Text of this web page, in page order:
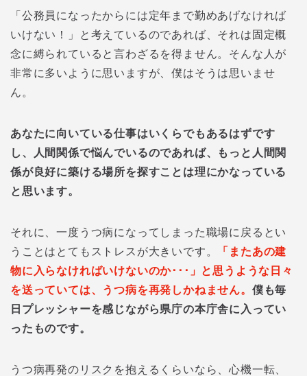
「公務員になったからには定年まで勤めあげなければ
いけない！」と考えているのであれば、それは固定概
念に縛られていると言わざるを得ません。そんな人が
非常に多いように思いますが、僕はそうは思いませ
ん。
あなたに向いている仕事はいくらでもあるはずです
し、人間関係で悩んでいるのであれば、もっと人間関
係が良好に築ける場所を探すことは理にかなっている
と思います。
それに、一度うつ病になってしまった職場に戻るとい
うことはとてもストレスが大きいです。
「またあの建
物に入らなければいけないのか･･･」と思うような日々
を送っていては、うつ病を再発しかねません。 僕も毎
日プレッシャーを感じながら県庁の本庁舎に入ってい
ったものです。
うつ病再発のリスクを抱えるくらいなら、心機一転、